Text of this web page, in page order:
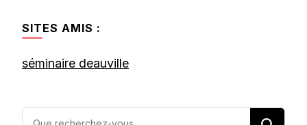
SITES AMIS :
séminaire deauville
Vous